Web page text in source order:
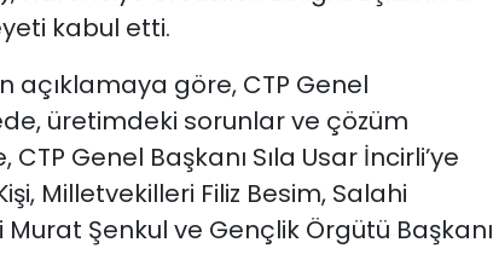
kabul etti.
açıklamaya göre, CTP Genel
üretimdeki sorunlar ve çözüm
Genel Başkanı Sıla Usar İncirli’ye
Milletvekilleri Filiz Besim, Salahi
Murat Şenkul ve Gençlik Örgütü Başkanı